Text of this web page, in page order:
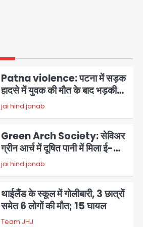
हत्या की कोशिश, प्रियंका गांधी को
बरगलाया गया, यौन शोषण नहीं ‘गुड-
बैड टच’ का था मामला
Patna violence: पटना में सड़क
हादसे में युवक की मौत के बाद भड़की
हिंसा, उपद्रवियों ने फूंकीं 10 गाड़ियां,
ट्रैफिक पोस्ट और स्लीपर बस भी
jai hind janab
Green Arch Society: सेविअर
ग्रीन आर्च में दूषित पानी में मिला ई-
कोलाई, अथॉरिटी ने शुरू की सैंपलिंग
जांच
jai hind janab
थाईलैंड के स्कूल में गोलीबारी, 3 छात्रों
समेत 6 लोगों की मौत; 15 घायल
Team JHJ